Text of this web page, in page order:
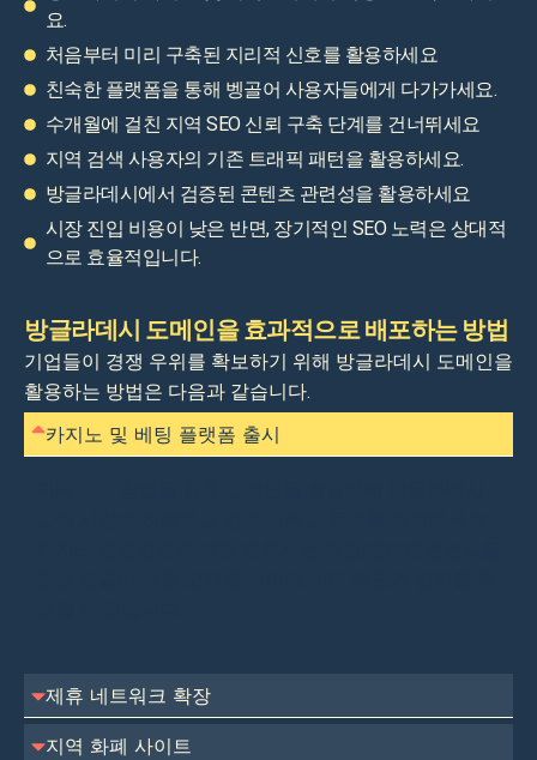
요.
처음부터 미리 구축된 지리적 신호를 활용하세요
친숙한 플랫폼을 통해 벵골어 사용자들에게 다가가세요.
수개월에 걸친 지역 SEO 신뢰 구축 단계를 건너뛰세요
지역 검색 사용자의 기존 트래픽 패턴을 활용하세요.
방글라데시에서 검증된 콘텐츠 관련성을 활용하세요
시장 진입 비용이 낮은 반면, 장기적인 SEO 노력은 상대적
으로 효율적입니다.
방글라데시 도메인을 효과적으로 배포하는 방법
기업들이 경쟁 우위를 확보하기 위해 방글라데시 도메인을
활용하는 방법은 다음과 같습니다.
카지노 및 베팅 플랫폼 출시
제휴 네트워크 확장
지역 화폐 사이트